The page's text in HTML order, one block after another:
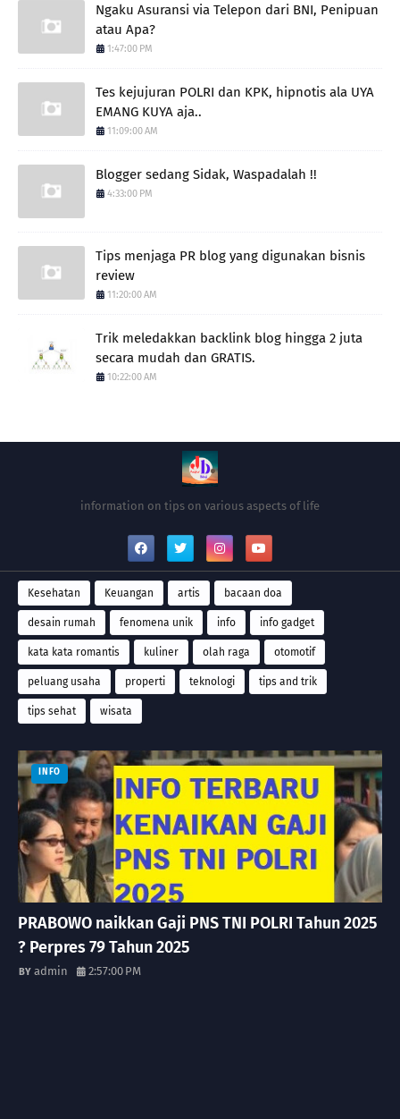
Ngaku Asuransi via Telepon dari BNI, Penipuan
atau Apa?
1:47:00 PM
Tes kejujuran POLRI dan KPK, hipnotis ala UYA
EMANG KUYA aja..
11:09:00 AM
Blogger sedang Sidak, Waspadalah !!
4:33:00 PM
Tips menjaga PR blog yang digunakan bisnis
review
11:20:00 AM
Trik meledakkan backlink blog hingga 2 juta
secara mudah dan GRATIS.
10:22:00 AM
information on tips on various aspects of life
Kesehatan Keuangan artis bacaan doa
desain rumah fenomena unik info info gadget
kata kata romantis kuliner olah raga otomotif
peluang usaha properti teknologi tips and trik
tips sehat wisata
INFO
PRABOWO naikkan Gaji PNS TNI POLRI Tahun 2025
? Perpres 79 Tahun 2025
admin 2:57:00 PM